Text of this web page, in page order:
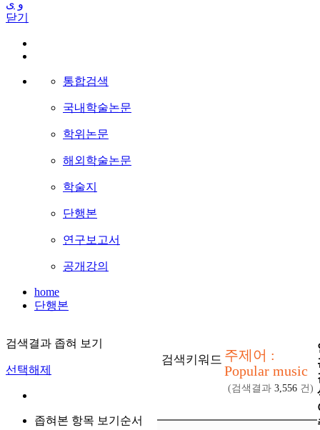
و ی
닫기
통합검색
국내학술논문
학위논문
해외학술논문
학술지
단행본
연구보고서
공개강의
home
단행본
검색결과 좁혀 보기
선택해제
좁혀본 항목 보기순서
검색키워드 주제어 :
Popular music
(검색결과 3,556 건)